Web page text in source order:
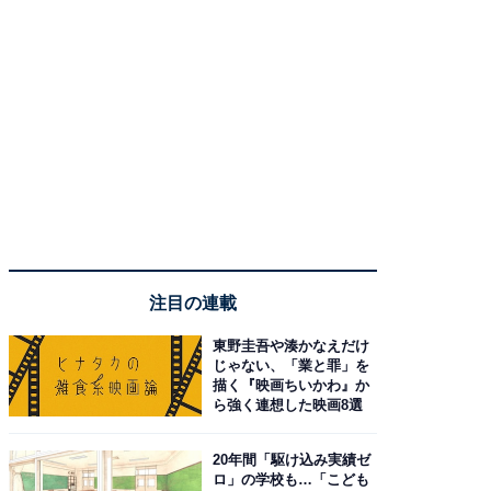
注目の連載
東野圭吾や湊かなえだけ
じゃない、「業と罪」を
描く『映画ちいかわ』か
ら強く連想した映画8選
20年間「駆け込み実績ゼ
ロ」の学校も…「こども